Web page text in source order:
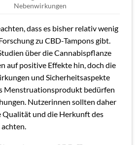
Nebenwirkungen
dass es bisher relativ wenig
zu CBD-Tampons gibt.
über die Cannabispflanze
auf positive Effekte hin, doch die
und Sicherheitsaspekte
Menstruationsprodukt bedürfen
Nutzerinnen sollten daher
Qualität und die Herkunft des